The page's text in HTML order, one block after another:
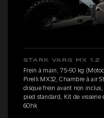
STARK VARG MX 1.2
Frein à main, 75-90 kg
Pirelli MX32, Chambre à air
disque frein avant non
pied standard, Kit de
60hk